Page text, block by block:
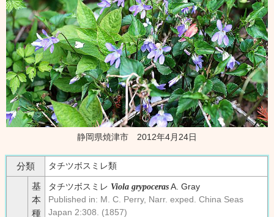
静岡県焼津市 2012年4月24日
分類 タチツボスミレ類
基
本
種
タチツボスミレ Viola grypoceras A. Gray
Published in: M. C. Perry, Narr. exped. China Seas
Japan 2:308. (1857)